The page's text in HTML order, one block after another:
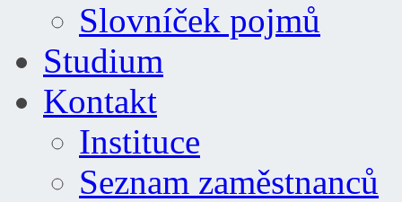
Slovníček pojmů
Studium
Kontakt
Instituce
Seznam zaměstnanců